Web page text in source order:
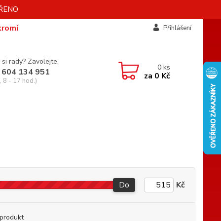
Přihlášení
rady? Zavolejte.
134 951
8 - 17 hod.)
0ks
za 0 Kč
Do Kč